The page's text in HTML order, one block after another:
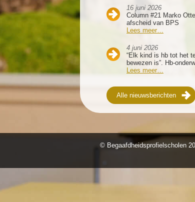
16 juni 2026
Column #21 Marko
afscheid van BPS
Lees meer…
4 juni 2026
“Elk kind is hb tot het
bewezen is”. Hb-
Lees meer…
Alle nieuwsberichten
© Begaafdheidsprofielscholen